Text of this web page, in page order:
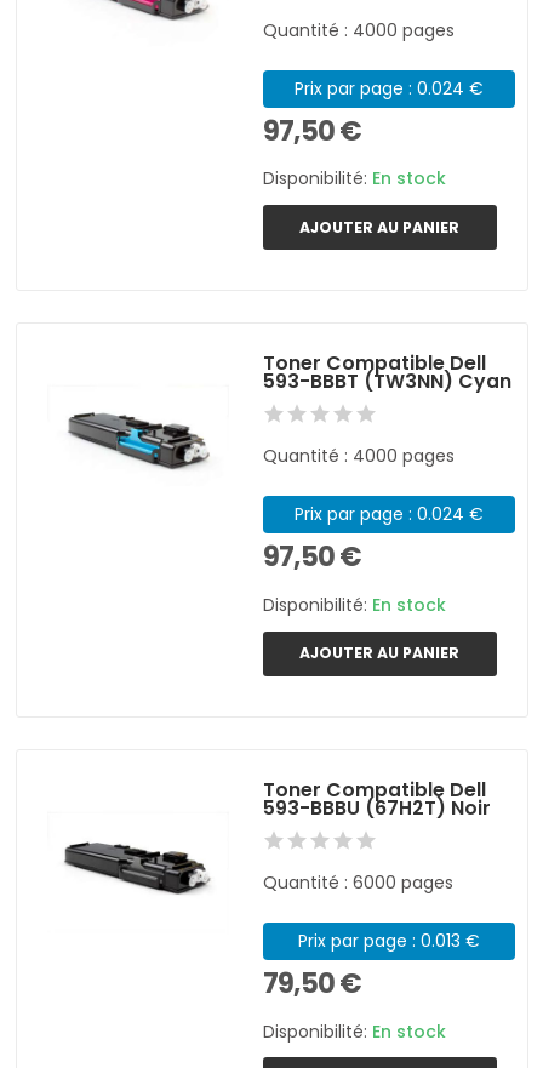
Quantité : 4000 pages
Prix par page : 0.024 €
97,50 €
Disponibilité: En stock
AJOUTER AU PANIER
Toner Compatible Dell
593-BBBT (TW3NN) Cyan
Quantité : 4000 pages
Prix par page : 0.024 €
97,50 €
Disponibilité: En stock
AJOUTER AU PANIER
Toner Compatible Dell
593-BBBU (67H2T) Noir
Quantité : 6000 pages
Prix par page : 0.013 €
79,50 €
Disponibilité: En stock